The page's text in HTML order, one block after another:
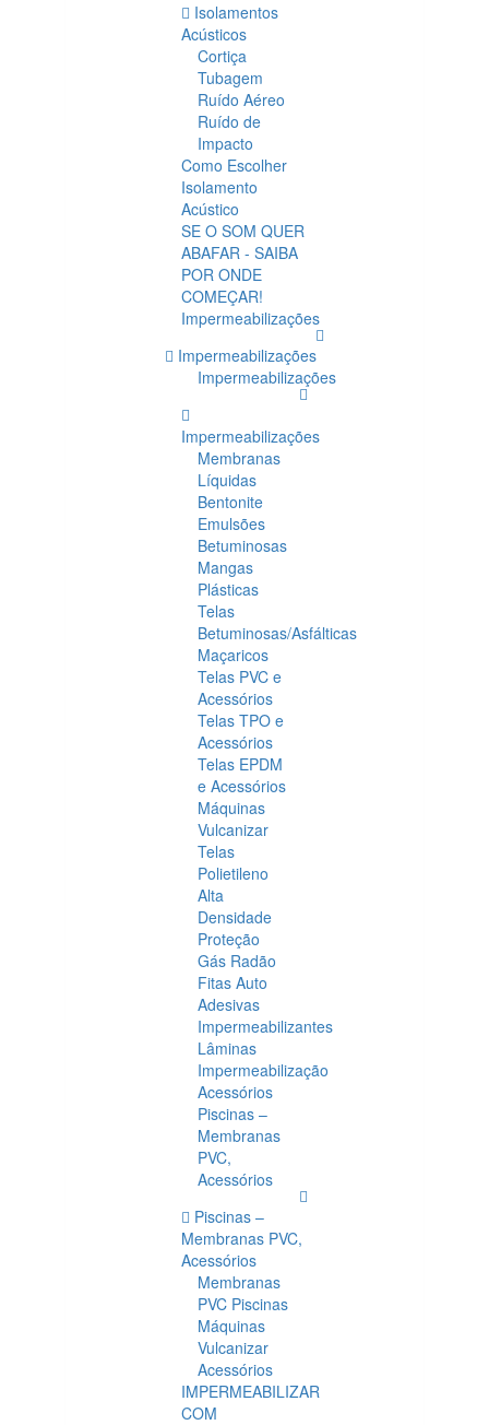
Isolamentos
Acústicos
Cortiça
Tubagem
Ruído Aéreo
Ruído de
Impacto
Como Escolher
Isolamento
Acústico
SE O SOM QUER
ABAFAR - SAIBA
POR ONDE
COMEÇAR!
Impermeabilizações
Impermeabilizações
Impermeabilizações
Impermeabilizações
Membranas
Líquidas
Bentonite
Emulsões
Betuminosas
Mangas
Plásticas
Telas
Betuminosas/Asfálticas
Maçaricos
Telas PVC e
Acessórios
Telas TPO e
Acessórios
Telas EPDM
e Acessórios
Máquinas
Vulcanizar
Telas
Polietileno
Alta
Densidade
Proteção
Gás Radão
Fitas Auto
Adesivas
Impermeabilizantes
Lâminas
Impermeabilização
Acessórios
Piscinas –
Membranas
PVC,
Acessórios
Piscinas –
Membranas PVC,
Acessórios
Membranas
PVC Piscinas
Máquinas
Vulcanizar
Acessórios
IMPERMEABILIZAR
COM